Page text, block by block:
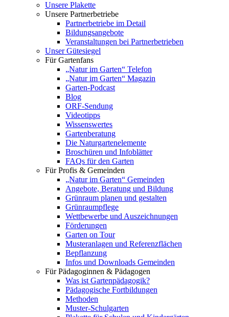
Unsere Plakette
Unsere Partnerbetriebe
Partnerbetriebe im Detail
Bildungsangebote
Veranstaltungen bei Partnerbetrieben
Unser Gütesiegel
Für Gartenfans
„Natur im Garten“ Telefon
„Natur im Garten“ Magazin
Garten-Podcast
Blog
ORF-Sendung
Videotipps
Wissenswertes
Gartenberatung
Die Naturgartenelemente
Broschüren und Infoblätter
FAQs für den Garten
Für Profis & Gemeinden
„Natur im Garten“ Gemeinden
Angebote, Beratung und Bildung
Grünraum planen und gestalten
Grünraumpflege
Wettbewerbe und Auszeichnungen
Förderungen
Garten on Tour
Musteranlagen und Referenzflächen
Bepflanzung
Infos und Downloads Gemeinden
Für Pädagoginnen & Pädagogen
Was ist Gartenpädagogik?
Pädagogische Fortbildungen
Methoden
Muster-Schulgarten